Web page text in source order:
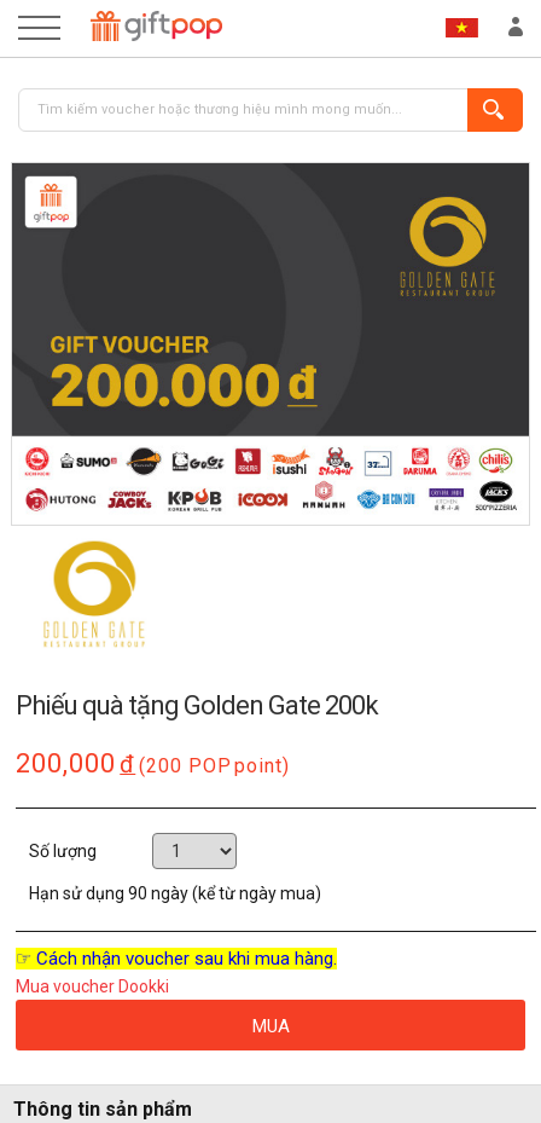
ĐĂNG NHẬP
Phiếu quà tặng Golden Gate 200k
200,000 đ (200 POP point)
Số lượng
Hạn sử dụng90 ngày (kể từ ngày mua)
☞ Cách nhận voucher sau khi mua hàng.
Mua voucher Dookki
MUA
Thông tin sản phẩm